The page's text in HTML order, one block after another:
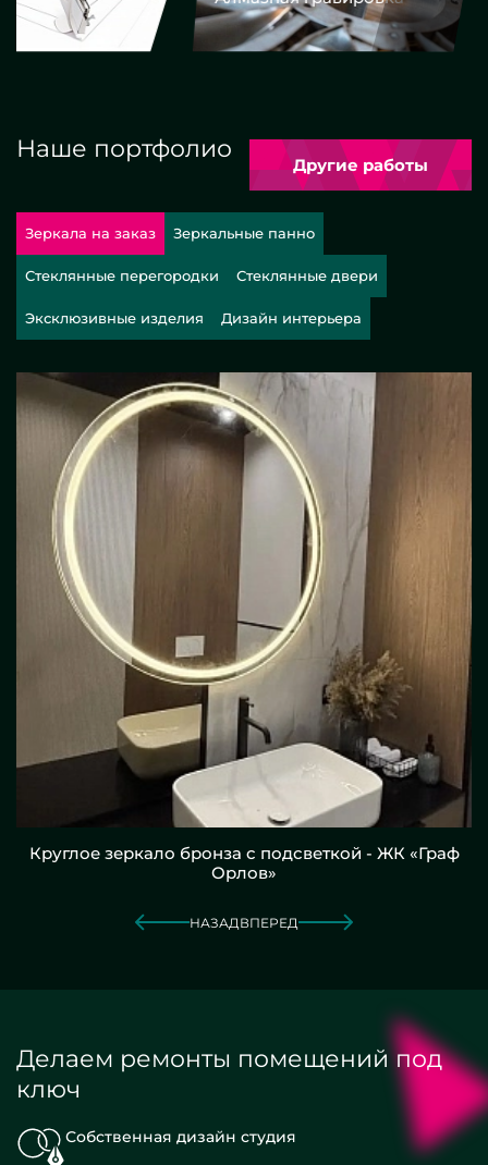
Наше портфолио
Другие работы
Зеркала на заказ Зеркальные панно
Стеклянные перегородки Стеклянные двери
Эксклюзивные изделия Дизайн интерьера
Круглое зеркало бронза с подсветкой - ЖК «Граф
Орлов»
НАЗАД ВПЕРЕД
Делаем ремонты помещений под
ключ
Собственная дизайн студия